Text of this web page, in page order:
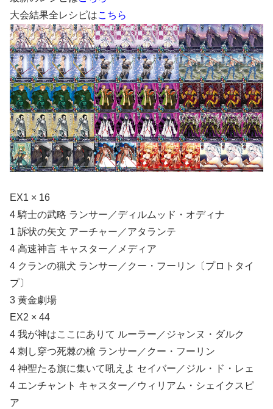
大会結果全レシピはこちら
EX1 × 16
4 騎士の武略 ランサー／ディルムッド・オディナ
1 訴状の矢文 アーチャー／アタランテ
4 高速神言 キャスター／メディア
4 クランの猟犬 ランサー／クー・フーリン〔プロトタイ
プ〕
3 黄金劇場
EX2 × 44
4 我が神はここにありて ルーラー／ジャンヌ・ダルク
4 刺し穿つ死棘の槍 ランサー／クー・フーリン
4 神聖たる旗に集いて吼えよ セイバー／ジル・ド・レェ
4 エンチャント キャスター／ウィリアム・シェイクスピ
ア